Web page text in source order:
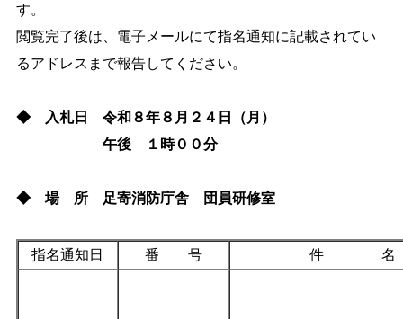
language
す。
閲覧完了後は、電子メールにて指名通知に記載されてい
るアドレスまで報告してください。
◆ 入札日 令和８年８ 月２４日（月）
午後 １時００分
◆ 場 所 足寄消防庁舎 団員研修室
指名通知日 番 号 件 名